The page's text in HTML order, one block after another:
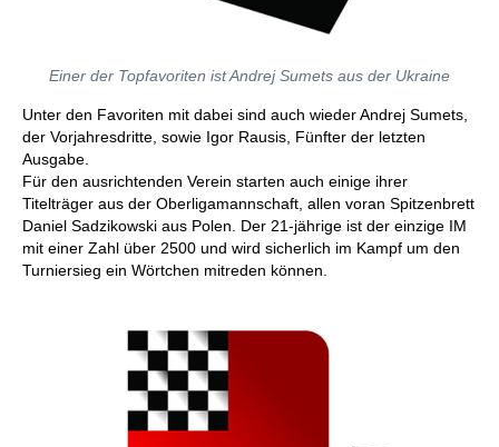
Einer der Topfavoriten ist Andrej Sumets aus der Ukraine
Unter den Favoriten mit dabei sind auch wieder Andrej Sumets,
der Vorjahresdritte, sowie Igor Rausis, Fünfter der letzten
Ausgabe.
Für den ausrichtenden Verein starten auch einige ihrer
Titelträger aus der Oberligamannschaft, allen voran Spitzenbrett
Daniel Sadzikowski aus Polen. Der 21-jährige ist der einzige IM
mit einer Zahl über 2500 und wird sicherlich im Kampf um den
Turniersieg ein Wörtchen mitreden können.